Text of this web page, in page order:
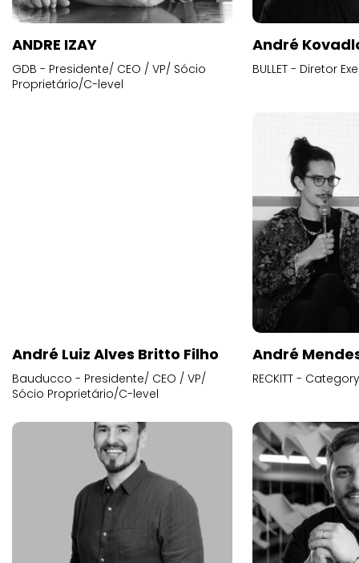
ANDRE IZAY
GDB - Presidente/ CEO / VP/ Sócio
Proprietário/C-level
André
BULLET - Diretor
André Luiz Alves Britto Filho
Bauducco - Presidente/ CEO / VP/
Sócio Proprietário/C-level
André
RECKITT -